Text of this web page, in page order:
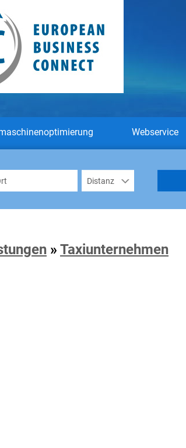
Webservice
» Taxiunternehmen